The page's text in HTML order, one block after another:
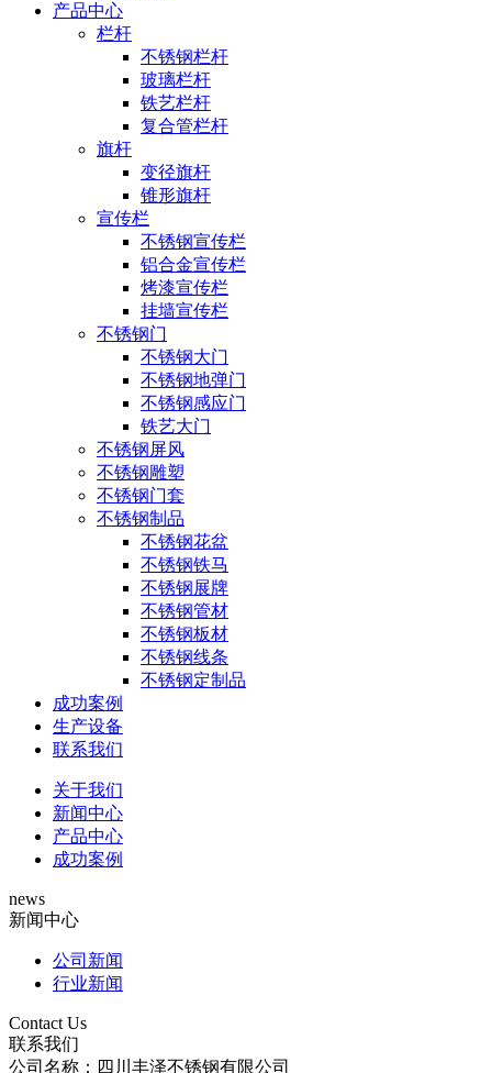
产品中心
栏杆
不锈钢栏杆
玻璃栏杆
铁艺栏杆
复合管栏杆
旗杆
变径旗杆
锥形旗杆
宣传栏
不锈钢宣传栏
铝合金宣传栏
烤漆宣传栏
挂墙宣传栏
不锈钢门
不锈钢大门
不锈钢地弹门
不锈钢感应门
铁艺大门
不锈钢屏风
不锈钢雕塑
不锈钢门套
不锈钢制品
不锈钢花盆
不锈钢铁马
不锈钢展牌
不锈钢管材
不锈钢板材
不锈钢线条
不锈钢定制品
成功案例
生产设备
联系我们
关于我们
新闻中心
产品中心
成功案例
news
新闻中心
公司新闻
行业新闻
Contact Us
联系我们
公司名称：四川丰泽不锈钢有限公司